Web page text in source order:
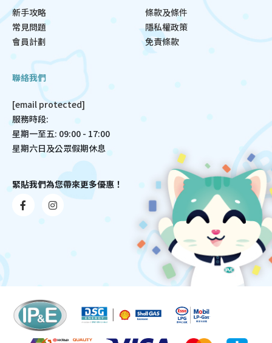
新手攻略
常見問題
會員計劃
條款及條件
隱私權政策
免責條款
聯絡我們
[email protected]
服務時段:
星期一至五: 09:00 - 17:00
星期六日及公眾假期休息
緊貼我們為您帶來更多優惠！